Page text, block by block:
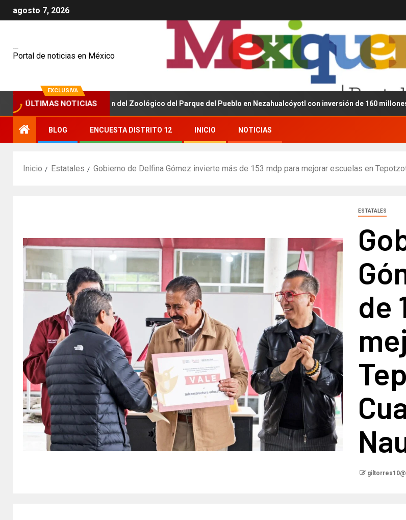
agosto 7, 2026
Portal de noticias en México
EXCLUSIVA
ÚLTIMAS NOTICIAS
inicia la remodelación del Zoológico del Parque del Pueblo en Nezahualcóyotl con inversión de 160 millones de
BLOG ENCUESTA DISTRITO 12 INICIO NOTICIAS
Inicio Estatales Gobierno de Delfina Gómez invierte más de 153 mdp para mejorar escuelas en
ESTATALES
de